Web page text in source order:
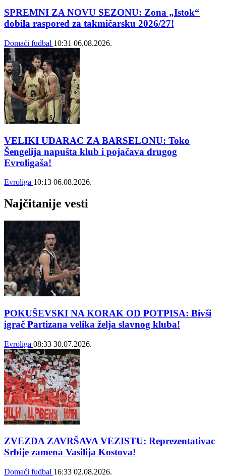
SPREMNI ZA NOVU SEZONU: Zona „Istok“
dobila raspored za takmičarsku 2026/27!
Domaći fudbal 10:31 06.08.2026.
VELIKI UDARAC ZA BARSELONU: Toko
Šengelija napušta klub i pojačava drugog
Evroligaša!
Evroliga 10:13 06.08.2026.
Najčitanije vesti
POKUŠEVSKI NA KORAK OD POTPISA: Bivši
igrač Partizana velika želja slavnog kluba!
Evroliga 08:33 30.07.2026.
ZVEZDA ZAVRŠAVA VEZISTU: Reprezentativac
Srbije zamena Vasilija Kostova!
Domaći fudbal 16:33 02.08.2026.